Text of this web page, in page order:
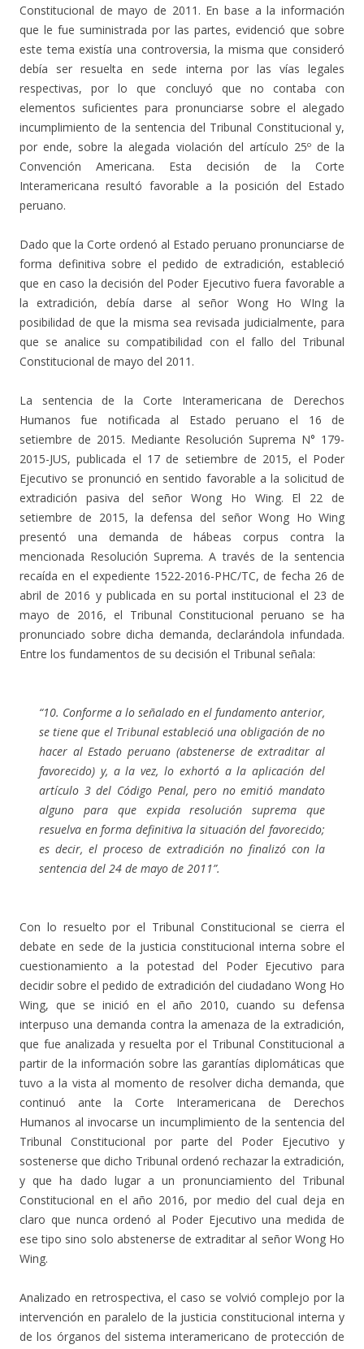
Constitucional de mayo de 2011. En base a la información
que le fue suministrada por las partes, evidenció que sobre
este tema existía una controversia, la misma que consideró
debía ser resuelta en sede interna por las vías legales
respectivas, por lo que concluyó que no contaba con
elementos suficientes para pronunciarse sobre el alegado
incumplimiento de la sentencia del Tribunal Constitucional y,
por ende, sobre la alegada violación del artículo 25º de la
Convención Americana. Esta decisión de la Corte
Interamericana resultó favorable a la posición del Estado
peruano.
Dado que la Corte ordenó al Estado peruano pronunciarse de
forma definitiva sobre el pedido de extradición, estableció
que en caso la decisión del Poder Ejecutivo fuera favorable a
la extradición, debía darse al señor Wong Ho WIng la
posibilidad de que la misma sea revisada judicialmente, para
que se analice su compatibilidad con el fallo del Tribunal
Constitucional de mayo del 2011.
La sentencia de la Corte Interamericana de Derechos
Humanos fue notificada al Estado peruano el 16 de
setiembre de 2015. Mediante Resolución Suprema N° 179-
2015-JUS, publicada el 17 de setiembre de 2015, el Poder
Ejecutivo se pronunció en sentido favorable a la solicitud de
extradición pasiva del señor Wong Ho Wing. El 22 de
setiembre de 2015, la defensa del señor Wong Ho Wing
presentó una demanda de hábeas corpus contra la
mencionada Resolución Suprema. A través de la sentencia
recaída en el expediente 1522-2016-PHC/TC, de fecha 26 de
abril de 2016 y publicada en su portal institucional el 23 de
mayo de 2016, el Tribunal Constitucional peruano se ha
pronunciado sobre dicha demanda, declarándola infundada.
Entre los fundamentos de su decisión el Tribunal señala:
“10. Conforme a lo señalado en el fundamento anterior,
se tiene que el Tribunal estableció una obligación de no
hacer al Estado peruano (abstenerse de extraditar al
favorecido) y, a la vez, lo exhortó a la aplicación del
artículo 3 del Código Penal, pero no emitió mandato
alguno para que expida resolución suprema que
resuelva en forma definitiva la situación del favorecido;
es decir, el proceso de extradición no finalizó con la
sentencia del 24 de mayo de 2011”.
Con lo resuelto por el Tribunal Constitucional se cierra el
debate en sede de la justicia constitucional interna sobre el
cuestionamiento a la potestad del Poder Ejecutivo para
decidir sobre el pedido de extradición del ciudadano Wong Ho
Wing, que se inició en el año 2010, cuando su defensa
interpuso una demanda contra la amenaza de la extradición,
que fue analizada y resuelta por el Tribunal Constitucional a
partir de la información sobre las garantías diplomáticas que
tuvo a la vista al momento de resolver dicha demanda, que
continuó ante la Corte Interamericana de Derechos
Humanos al invocarse un incumplimiento de la sentencia del
Tribunal Constitucional por parte del Poder Ejecutivo y
sostenerse que dicho Tribunal ordenó rechazar la extradición,
y que ha dado lugar a un pronunciamiento del Tribunal
Constitucional en el año 2016, por medio del cual deja en
claro que nunca ordenó al Poder Ejecutivo una medida de
ese tipo sino solo abstenerse de extraditar al señor Wong Ho
Wing.
Analizado en retrospectiva, el caso se volvió complejo por la
intervención en paralelo de la justicia constitucional interna y
de los órganos del sistema interamericano de protección de